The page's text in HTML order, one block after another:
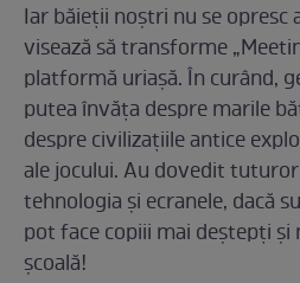
Iar băieții noștri nu se opresc
visează să transforme
platformă uriașă. În curând,
putea învăța despre marile
despre civilizațiile antice
ale jocului. Au dovedit
tehnologia și ecranele, dacă
pot face copiii mai deștepți și
școală!